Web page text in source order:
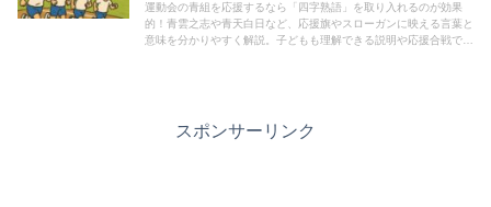
運動会の青組を応援するなら「四字熟語」を取り入れるのが効果
的！青雲之志や青天白日など、応援旗やスローガンに映える言葉と
意味を分かりやすく解説。子どもも理解できる説明や応援合戦での
スポンサーリンク